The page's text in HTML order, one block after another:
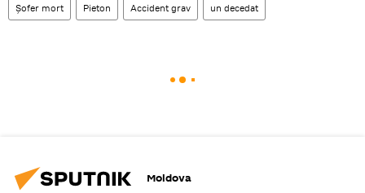
Șofer mort Pieton Accident grav un decedat
Moldova